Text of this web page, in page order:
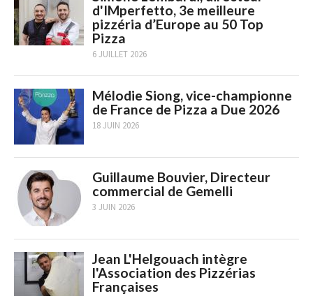
d'IMperfetto, 3e meilleure
pizzéria d’Europe au 50 Top
Pizza
6 JUILLET 2026
Mélodie Siong, vice-championne
de France de Pizza a Due 2026
18 JUIN 2026
Guillaume Bouvier, Directeur
commercial de Gemelli
3 JUIN 2026
Jean L'Helgouach intègre
l'Association des Pizzérias
Françaises